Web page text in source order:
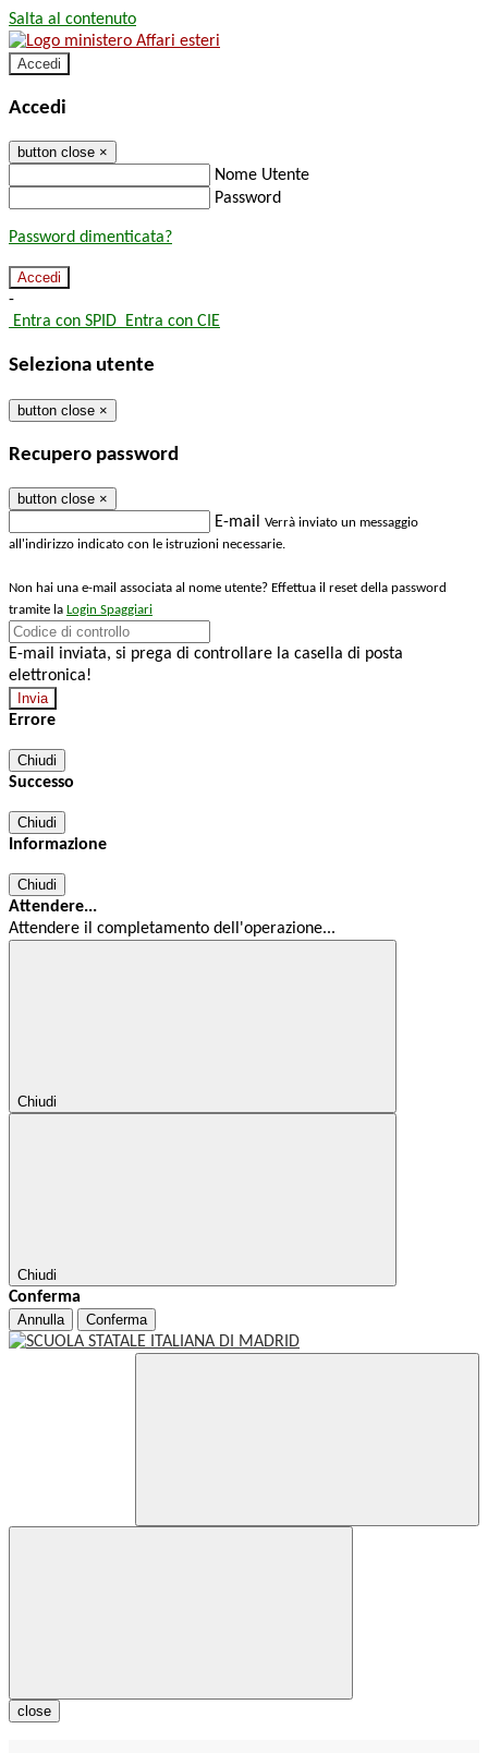
Salta al contenuto
Accedi
Accedi
button close ×
Nome Utente
Password
Password dimenticata?
-
Entra con SPID Entra con CIE
Seleziona utente
button close ×
Recupero password
button close ×
E-mail Verrà inviato un messaggio
all'indirizzo indicato con le istruzioni necessarie.
Non hai una e-mail associata al nome utente? Effettua il reset della password
tramite la Login Spaggiari
E-mail inviata, si prega di controllare la casella di posta
elettronica!
Errore
Chiudi
Successo
Chiudi
Informazione
Chiudi
Attendere...
Attendere il completamento dell'operazione...
Chiudi
Chiudi
Conferma
Annulla Conferma
close